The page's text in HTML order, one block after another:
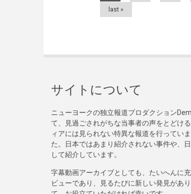
last »
サイトについて
ニューヨークの独立報道プロダクション
て、見過ごされがちな当事者の声をとどけ
ィアには見られない特異な報道を行ってい
た。日本ではあまり紹介されない事件や、
して紹介しています。
字幕動画アーカイブとしても、たいへんに
ビューであり、見るたびに新しい発見があ